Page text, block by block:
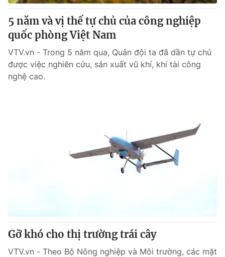
5 năm và vị thế tự chủ của công nghiệp
quốc phòng Việt Nam
VTV.vn - Trong 5 năm qua, Quân đội ta đã dần tự chủ
được việc nghiên cứu, sản xuất vũ khí, khí tài công
nghệ cao.
Gỡ khó cho thị trường trái cây
VTV.vn - Theo Bộ Nông nghiệp và Môi trường, các mặt